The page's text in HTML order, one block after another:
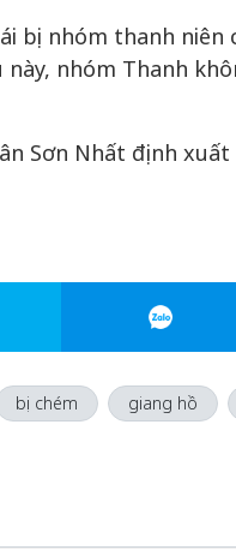
bị nhóm thanh
nhóm Thanh
Sơn Nhất định
bị chém giang hồ